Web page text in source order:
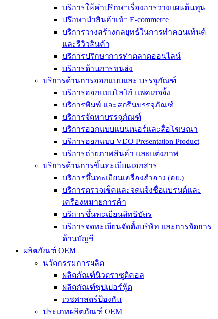
บริการให้คำปรึกษาเรื่องการวางแผนต้นทุน
ปรึกษานำสินค้าเข้า E-commerce
บริการวางสร้างกลยุทธ์ในการทำคอนเท้นต์
และรีวิวสินค้า
บริการปรึกษาการทำตลาดออนไลน์
บริการด้านการขนส่ง
บริการด้านการออกแบบและ บรรจุภัณฑ์
บริการออกแบบโลโก้ แพคเกจจิ้ง
บริการพิมพ์ และสกรีนบรรจุภัณฑ์
บริการจัดหาบรรจุภัณฑ์
บริการออกแบบแบนเนอร์และสื่อโฆษณา
บริการออกแบบ VDO Presentation Product
บริการถ่ายภาพสินค้า และแต่งภาพ
บริการด้านการขึ้นทะเบียนเอกสาร
บริการขึ้นทะเบียนเครื่องสำอาง (อย.)
บริการตรวจเช็คและจดแจ้งชื่อแบรนด์และ
เครื่องหมายการค้า
บริการขึ้นทะเบียนสิทธิบัตร
บริการจดทะเบียนจัดตั้งบริษัท และการจัดการ
ด้านบัญชี
ผลิตภัณฑ์ OEM
นวัตกรรมการผลิต
ผลิตภัณฑ์นิวตราซูติคอล
ผลิตภัณฑ์ซุปเปอร์ฟู้ด
เวชศาสตร์ป้องกัน
ประเภทผลิตภัณฑ์ OEM